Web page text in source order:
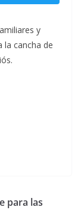
y
la cancha de
para las